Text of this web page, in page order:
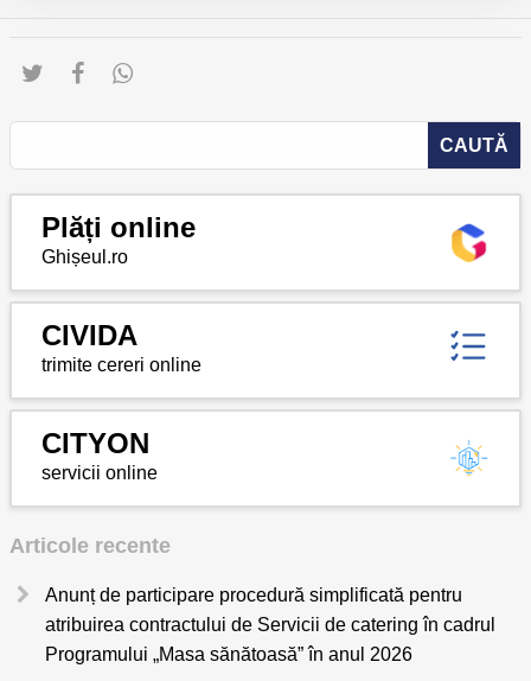
Plăți online
Ghișeul.ro
CIVIDA
trimite cereri online
CITYON
servicii online
Articole recente
Anunț de participare procedură simplificată pentru
atribuirea contractului de Servicii de catering în cadrul
Programului „Masa sănătoasă” în anul 2026